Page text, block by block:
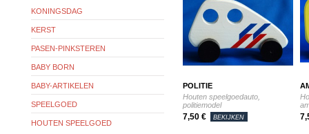
POLITIE
Houten speelgoedauto,
politiemodel
7,50 € BEKIJKEN
KONINGSDAG
KERST
PASEN-PINKSTEREN
BABY BORN
BABY-ARTIKELEN
SPEELGOED
HOUTEN SPEELGOED